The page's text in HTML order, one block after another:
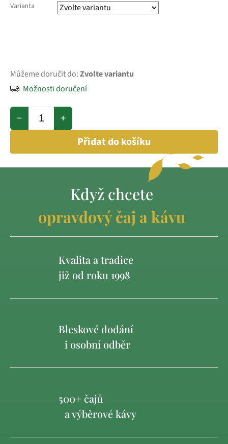
Varianta
Můžeme doručit do:Zvolte variantu
Možnosti doručení
+
−
Přidat do košíku
Když chcete
opravdový čaj a kávu
Kvalita a tradice
již od roku 1998
Bleskové dodání
i osobní odběr
500+ čajů
a výběrové kávy